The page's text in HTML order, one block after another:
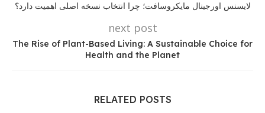
لایسنس اورجینال مایکروسافت؛ چرا انتخاب نسخه اصلی اهمیت دارد؟
next post
The Rise of Plant-Based Living: A Sustainable Choice for
Health and the Planet
RELATED POSTS